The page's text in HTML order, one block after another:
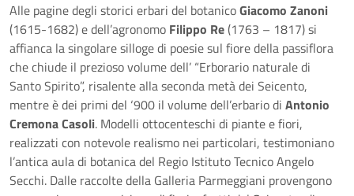
Alle pagine degli storici erbari del botanicoGiacomo Zanoni
(1615-1682) e dell’agronomo Filippo Re(1763 – 1817) si
affianca la singolare silloge di poesie sul fiore della passiflora
che chiude il prezioso volume dell’ “Erborario naturale di
Santo Spirito”, risalente alla seconda metà dei Seicento,
mentre è dei primi del ‘900 il volume dell’erbario di Antonio
Cremona Casoli. Modelli ottocenteschi di piante e fiori,
realizzati con notevole realismo nei particolari, testimoniano
l’antica aula di botanica del Regio Istituto Tecnico Angelo
Secchi. Dalle raccolte della Galleria Parmeggiani provengono